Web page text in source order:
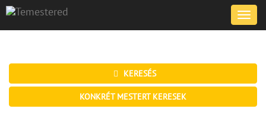
Toggle
KERESÉS
KONKRÉT MESTERT KERESEK